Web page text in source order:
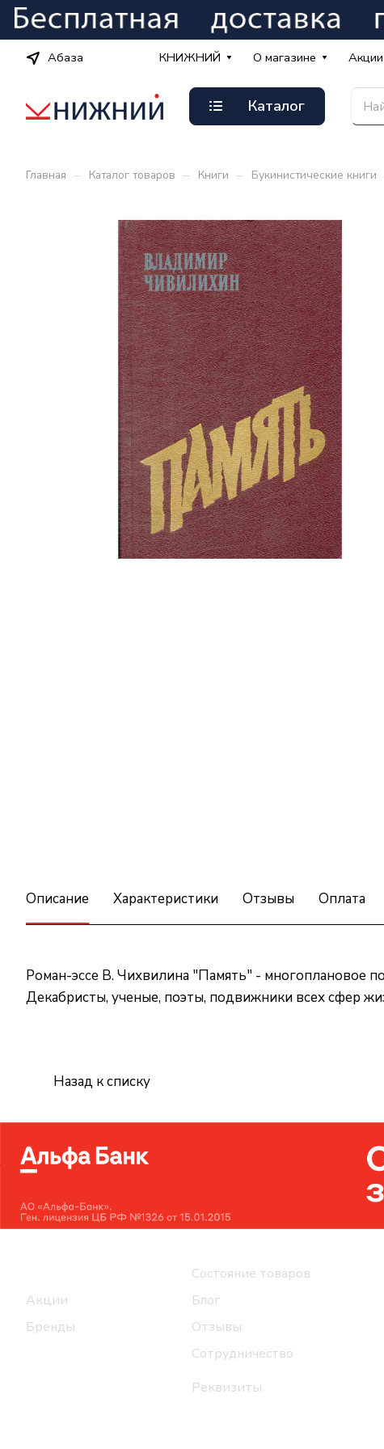
Абаза КНИЖНИЙ О магазине Акции
Каталог
Главная – Каталог товаров – Книги – Букинистические книги
Описание Характеристики Отзывы Оплата
Роман-эссе В. Чихвилина "Память" - многоплановое
Декабристы, ученые, поэты, подвижники всех сфер
Назад к списку
Акции
Бренды
Состояние товаров
Блог
Отзывы
Сотрудничество
Реквизиты